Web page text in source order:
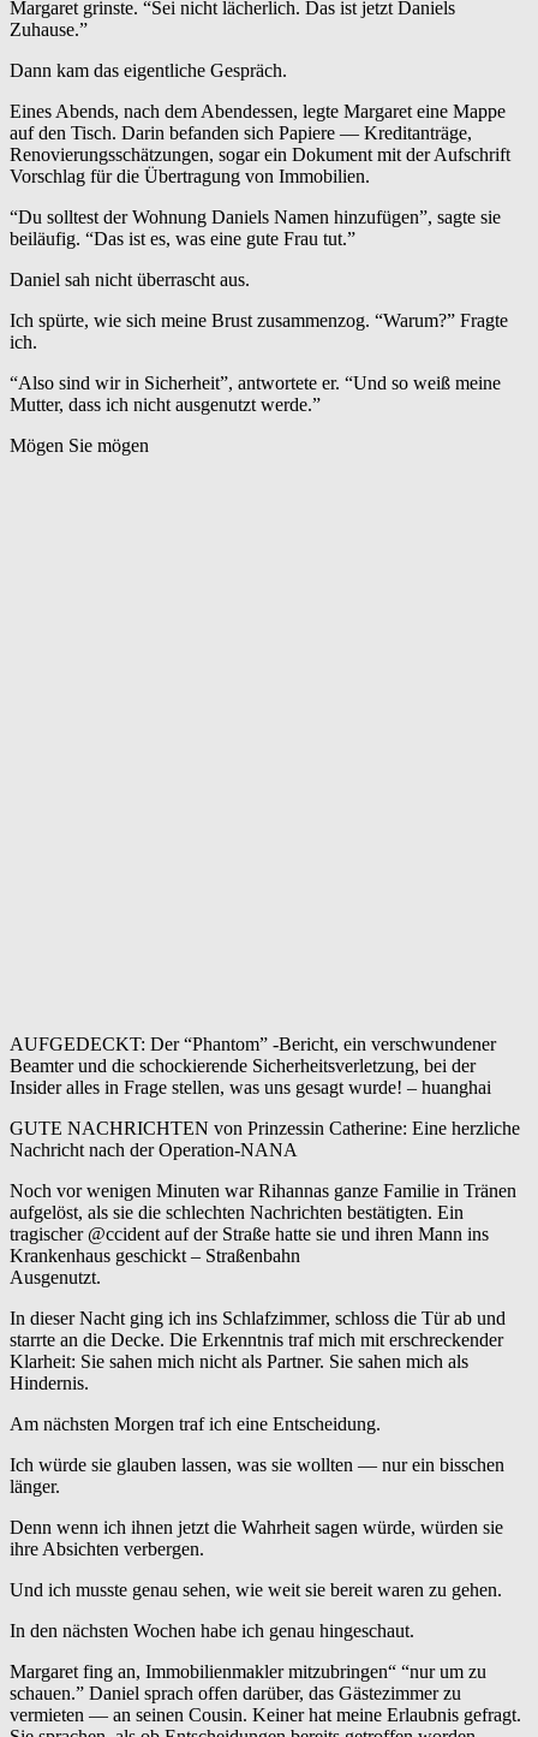
Margaret grinste. “Sei nicht lächerlich. Das ist jetzt Daniels
Zuhause.”
Dann kam das eigentliche Gespräch.
Eines Abends, nach dem Abendessen, legte Margaret eine Mappe
auf den Tisch. Darin befanden sich Papiere — Kreditanträge,
Renovierungsschätzungen, sogar ein Dokument mit der Aufschrift
Vorschlag für die Übertragung von Immobilien.
“Du solltest der Wohnung Daniels Namen hinzufügen”, sagte sie
beiläufig. “Das ist es, was eine gute Frau tut.”
Daniel sah nicht überrascht aus.
Ich spürte, wie sich meine Brust zusammenzog. “Warum?” Fragte
ich.
“Also sind wir in Sicherheit”, antwortete er. “Und so weiß meine
Mutter, dass ich nicht ausgenutzt werde.”
Mögen Sie mögen
AUFGEDECKT: Der “Phantom” -Bericht, ein verschwundener
Beamter und die schockierende Sicherheitsverletzung, bei der
Insider alles in Frage stellen, was uns gesagt wurde! – huanghai
GUTE NACHRICHTEN von Prinzessin Catherine: Eine herzliche
Nachricht nach der Operation-NANA
Noch vor wenigen Minuten war Rihannas ganze Familie in Tränen
aufgelöst, als sie die schlechten Nachrichten bestätigten. Ein
tragischer @ccident auf der Straße hatte sie und ihren Mann ins
Krankenhaus geschickt – Straßenbahn
Ausgenutzt.
In dieser Nacht ging ich ins Schlafzimmer, schloss die Tür ab und
starrte an die Decke. Die Erkenntnis traf mich mit erschreckender
Klarheit: Sie sahen mich nicht als Partner. Sie sahen mich als
Hindernis.
Am nächsten Morgen traf ich eine Entscheidung.
Ich würde sie glauben lassen, was sie wollten — nur ein bisschen
länger.
Denn wenn ich ihnen jetzt die Wahrheit sagen würde, würden sie
ihre Absichten verbergen.
Und ich musste genau sehen, wie weit sie bereit waren zu gehen.
In den nächsten Wochen habe ich genau hingeschaut.
Margaret fing an, Immobilienmakler mitzubringen“ “nur um zu
schauen.” Daniel sprach offen darüber, das Gästezimmer zu
vermieten — an seinen Cousin. Keiner hat meine Erlaubnis gefragt.